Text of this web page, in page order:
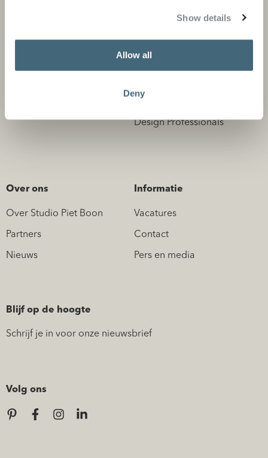
Show details
Allow all
Deny
Product categorieën
Store locator
Design Professionals
Over ons
Over Studio Piet Boon
Partners
Nieuws
Informatie
Vacatures
Contact
Pers en media
Blijf op de hoogte
Schrijf je in voor onze nieuwsbrief
Volg ons